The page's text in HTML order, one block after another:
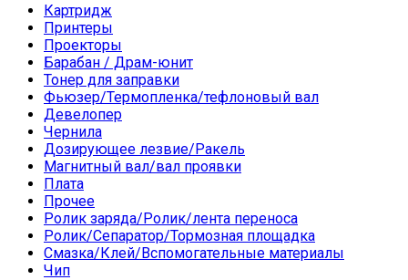
Картридж
Принтеры
Проекторы
Барабан / Драм-юнит
Тонер для заправки
Фьюзер/Термопленка/тефлоновый вал
Девелопер
Чернила
Дозирующее лезвие/Ракель
Магнитный вал/вал проявки
Плата
Прочее
Ролик заряда/Ролик/лента переноса
Ролик/Сепаратор/Тормозная площадка
Смазка/Клей/Вспомогательные материалы
Чип